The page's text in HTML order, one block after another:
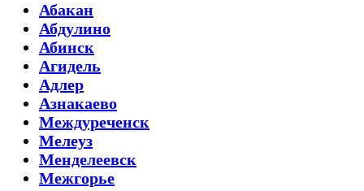
Абакан
Абдулино
Абинск
Агидель
Адлер
Азнакаево
Междуреченск
Мелеуз
Менделеевск
Межгорье